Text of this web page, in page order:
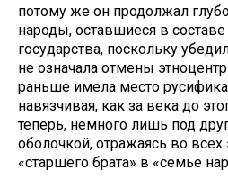
потому же он продолжал
народы, оставшиеся в
государства, поскольку
не означала отмены
раньше имела место
навязчивая, как за века до
теперь, немного лишь под
оболочкой, отражаясь во всех
«старшего брата» в «семье